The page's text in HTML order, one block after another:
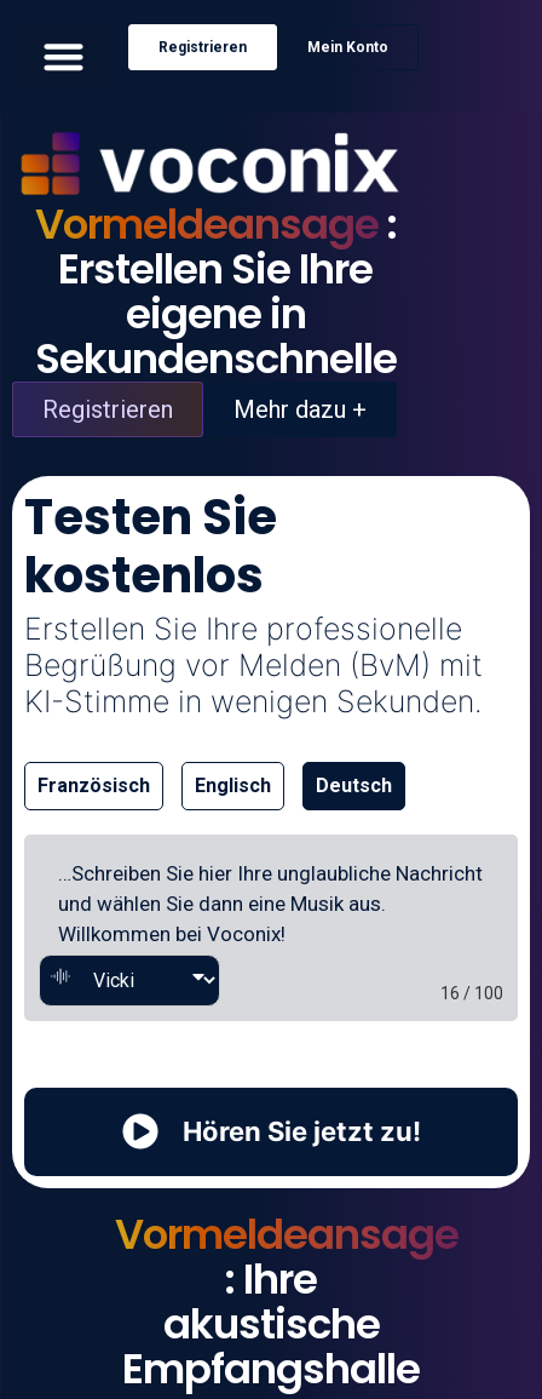
Registrieren Mein Konto
Vormeldeansage:
Erstellen Sie Ihre
eigene in
Sekundenschnelle
Registrieren Mehr dazu +
Testen Sie
kostenlos
Erstellen Sie Ihre professionelle
Begrüßung vor Melden (BvM) mit
KI-Stimme in wenigen Sekunden.
Französisch Englisch Deutsch
16 / 100
Hören Sie jetzt zu!
Vormeldeansage
: Ihre
akustische
Empfangshalle